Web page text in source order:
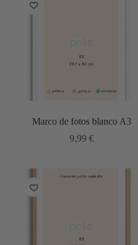
Marco de fotos blanco A3
9,99 €